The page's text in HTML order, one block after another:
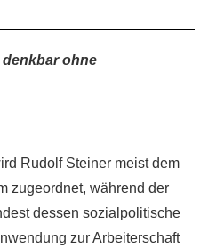
ohne
Rudolf Steiner meist dem
zugeordnet, während der
dessen sozialpolitische
zur Arbeiterschaft